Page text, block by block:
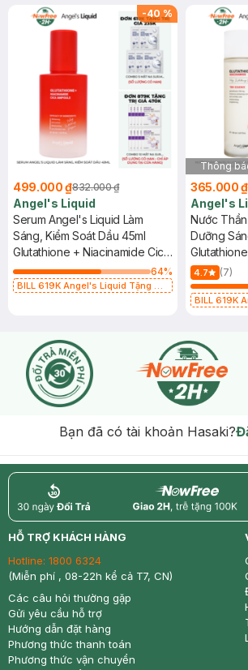
Sáng Da 30g (SL có hạn)
Sáng Da
-40 %
499.000 ₫832.000 ₫
Angel's Liquid
Serum Angel's Liquid Làm
Sáng, Kiểm Soát Dầu 45ml
Glutathione + Niacinamide Cica
Ampoule
64%
BILL 619K Angel's Liquid Tặng 01
Thông
365.000 ₫
Angel's
Nước
Dưỡng
150ml
700V
4.7 (7)
BILL 619K
Bạn đã có tài khoản Hasaki?
return nowfree
HỖ TRỢ KHÁCH HÀNG
Hotline: 1800 6324
(Miễn phí , 08-22h kể cả T7, CN)
Các câu hỏi thường gặp
Gửi yêu cầu hỗ trợ
Hướng dẫn đặt hàng
Phương thức thanh toán
Phương thức vận chuyển